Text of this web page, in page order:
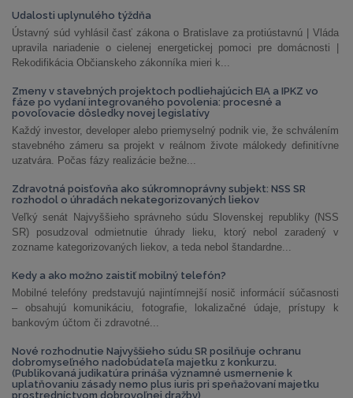
Udalosti uplynulého týždňa
Ústavný súd vyhlásil časť zákona o Bratislave za protiústavnú | Vláda
upravila nariadenie o cielenej energetickej pomoci pre domácnosti |
Rekodifikácia Občianskeho zákonníka mieri k...
Zmeny v stavebných projektoch podliehajúcich EIA a IPKZ vo
fáze po vydaní integrovaného povolenia: procesné a
povoľovacie dôsledky novej legislatívy
Každý investor, developer alebo priemyselný podnik vie, že schválením
stavebného zámeru sa projekt v reálnom živote málokedy definitívne
uzatvára. Počas fázy realizácie bežne...
Zdravotná poisťovňa ako súkromnoprávny subjekt: NSS SR
rozhodol o úhradách nekategorizovaných liekov
Veľký senát Najvyššieho správneho súdu Slovenskej republiky (NSS
SR) posudzoval odmietnutie úhrady lieku, ktorý nebol zaradený v
zozname kategorizovaných liekov, a teda nebol štandardne...
Kedy a ako možno zaistiť mobilný telefón?
Mobilné telefóny predstavujú najintímnejší nosič informácií súčasnosti
– obsahujú komunikáciu, fotografie, lokalizačné údaje, prístupy k
bankovým účtom či zdravotné...
Nové rozhodnutie Najvyššieho súdu SR posilňuje ochranu
dobromyseľného nadobúdateľa majetku z konkurzu.
(Publikovaná judikatúra prináša významné usmernenie k
uplatňovaniu zásady nemo plus iuris pri speňažovaní majetku
prostredníctvom dobrovoľnej dražby)